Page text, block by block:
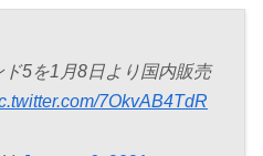
5を1月8日より国内販売
7OkvAB4TdR